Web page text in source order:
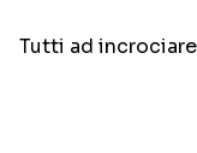
Tutti ad